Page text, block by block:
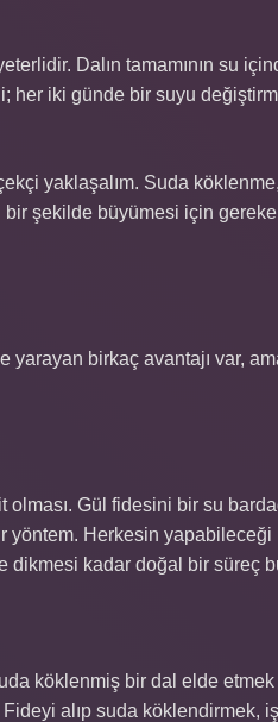
Dalın tamamının su
her iki günde bir suyu
yaklaşalım. Suda köklenme,
bir şekilde büyümesi için
birkaç avantajı var,
Gül fidesini bir su
yöntem. Herkesin yapabileceği
dikmesi kadar doğal bir süreç
köklenmiş bir dal elde
alıp suda köklendirmek,